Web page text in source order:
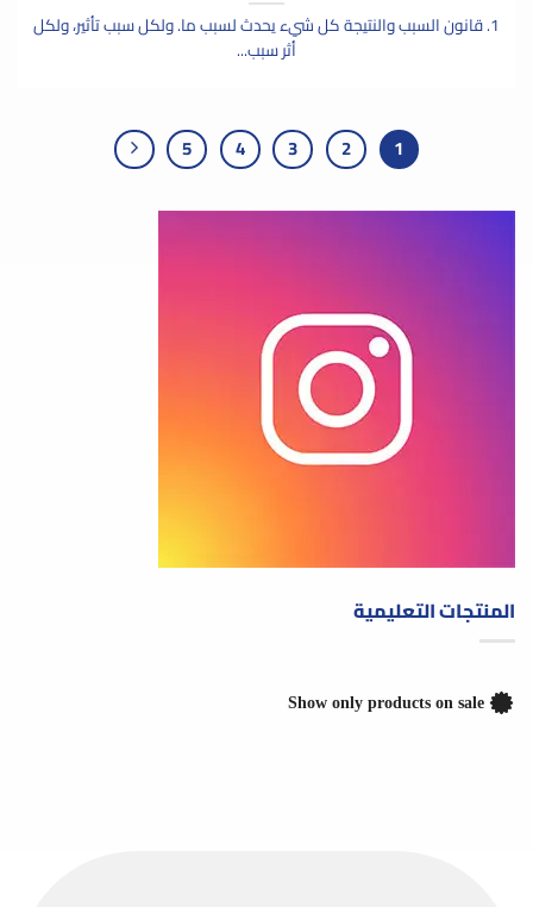
المنتجات التعليمية
Show only products on sale
1. قانون السبب والنتيجة كل شيء يحدث لسبب ما. ولكل سبب تأثير، ولكل
أثر سبب...
1
2
3
4
5